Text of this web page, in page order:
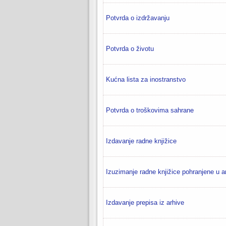
Potvrda o izdržavanju
Potvrda o životu
Kućna lista za inostranstvo
Potvrda o troškovima sahrane
Izdavanje radne knjižice
Izuzimanje radne knjižice pohranjene u
Izdavanje prepisa iz arhive